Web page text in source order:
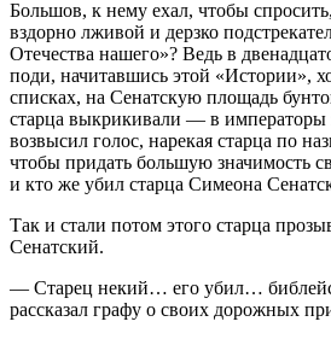
Большов, к нему ехал, чтобы
вздорно лживой и дерзко
Отечества нашего»? Ведь в
поди, начитавшись этой «Истории»,
списках, на Сенатскую площадь
старца выкрикивали — в императоры
возвысил голос, нарекая старца по
чтобы придать большую значимость
и кто же убил старца Симеона
Так и стали потом этого старца
Сенатский.
— Старец некий… его убил…
рассказал графу о своих дорожных